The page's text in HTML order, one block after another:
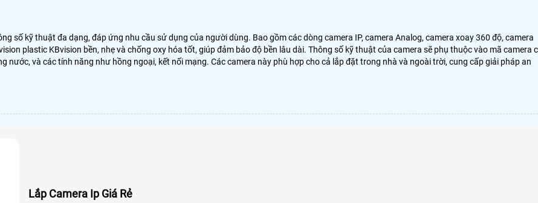
số kỹ thuật đa dạng, đáp ứng nhu cầu sử dụng của người dùng. Bao gồm các dòng camera IP, camera Analog, camera xoay 360 độ, camera
plastic KBvision bền, nhẹ và chống oxy hóa tốt, giúp đảm bảo độ bền lâu dài. Thông số kỹ thuật của camera sẽ phụ thuộc vào mã camera
nước, và các tính năng như hồng ngoại, kết nối mạng. Các camera này phù hợp cho cả lắp đặt trong nhà và ngoài trời, cung cấp giải pháp an
Lắp Camera Ip Giá Rẻ